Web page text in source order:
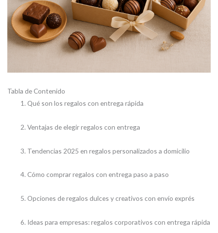
Tabla de Contenido
Qué son los regalos con entrega rápida
Ventajas de elegir regalos con entrega
Tendencias 2025 en regalos personalizados a domicilio
Cómo comprar regalos con entrega paso a paso
Opciones de regalos dulces y creativos con envío exprés
Ideas para empresas: regalos corporativos con entrega rápida